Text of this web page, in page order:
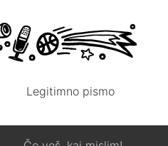
Legitimno pismo